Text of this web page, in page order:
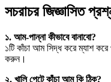
সচরাচর জিজ্ঞাসিত
১. আম-পান্না কীভাবে বানাবো?
১টি কাঁচা আম সিদ্ধ করে ম্যাশ করে
করুন।
২. খালি পেটে কাঁচা আম কি ঠিক?